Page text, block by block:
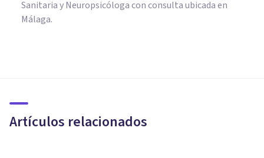
Sanitaria y Neuropsicóloga con consulta ubicada en
Málaga.
Artículos relacionados
emocional: ¿cuáles son?